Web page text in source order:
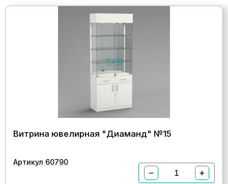
Витрина ювелирная "Диаманд" №15
Артикул 60790
− +